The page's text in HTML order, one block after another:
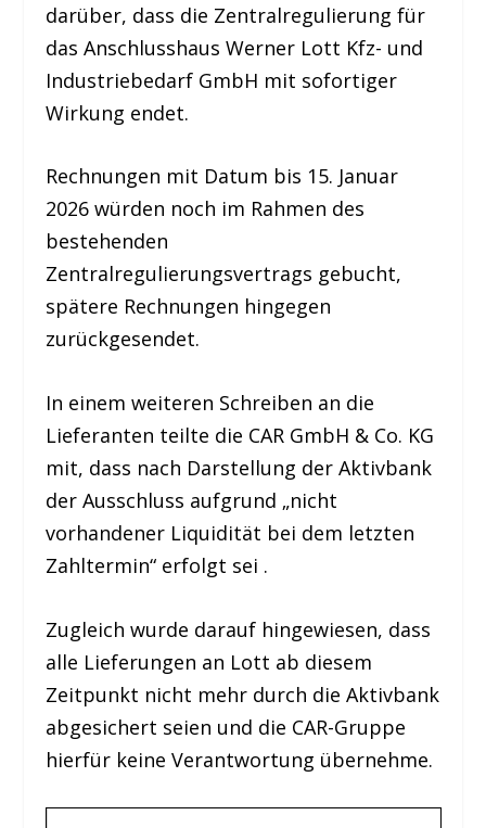
darüber, dass die Zentralregulierung für
das Anschlusshaus Werner Lott Kfz- und
Industriebedarf GmbH mit sofortiger
Wirkung endet.
Rechnungen mit Datum bis 15. Januar
2026 würden noch im Rahmen des
bestehenden
Zentralregulierungsvertrags gebucht,
spätere Rechnungen hingegen
zurückgesendet.
In einem weiteren Schreiben an die
Lieferanten teilte die CAR GmbH & Co. KG
mit, dass nach Darstellung der Aktivbank
der Ausschluss aufgrund „nicht
vorhandener Liquidität bei dem letzten
Zahltermin“ erfolgt sei .
Zugleich wurde darauf hingewiesen, dass
alle Lieferungen an Lott ab diesem
Zeitpunkt nicht mehr durch die Aktivbank
abgesichert seien und die CAR-Gruppe
hierfür keine Verantwortung übernehme.